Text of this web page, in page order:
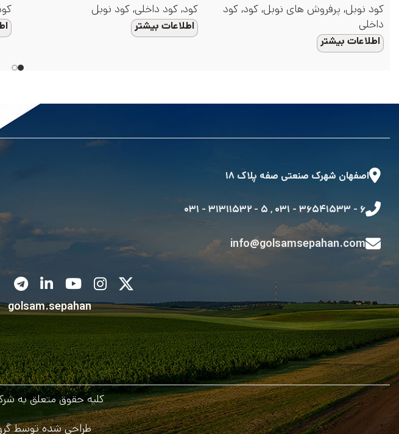
کود نوبل, پرفروش های نوبل,کود,کود
داخلی
اطلاعات بیشتر
کود,کود داخلی,کود نوبل
اطلاعات بیشتر
اصفهان شهرک صنعتی صفه پلاک ۱۸
۶ - ۳۶۵۴۱۵۳۳ - ۰۳۱ , ۵ - ۳۱۳۱۱۵۳۲ - ۰۳۱
info@golsamsepahan.com
golsam.sepahan
کلیه حقوق متعلق به
طراحی شده توسط